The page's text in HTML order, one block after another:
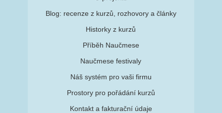
Blog: recenze z kurzů, rozhovory a články
Historky z kurzů
Příběh Naučmese
Naučmese festivaly
Náš systém pro vaši firmu
Prostory pro pořádání kurzů
Kontakt a fakturační údaje